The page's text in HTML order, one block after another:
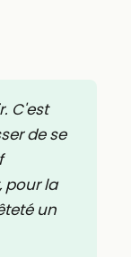
C'est
de se
pour la
un